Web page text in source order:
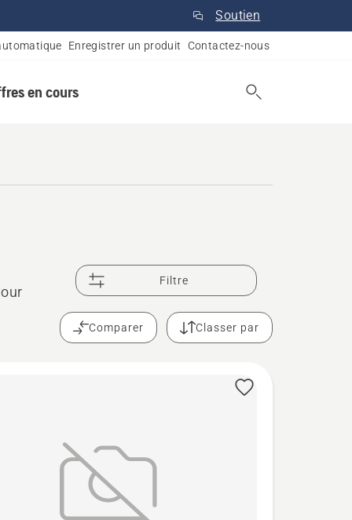
Soutien
Enregistrer un produit Contactez-nous
en cours
Filtre
Comparer Classer par